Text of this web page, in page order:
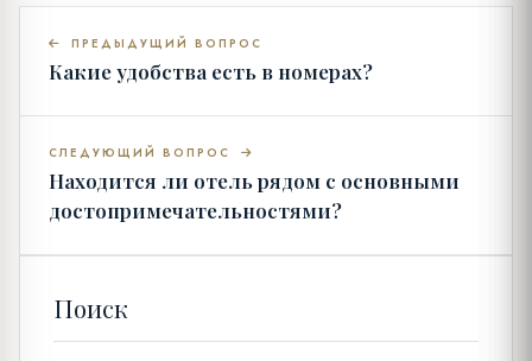
ПРЕДЫДУЩИЙ ВОПРОС
Какие удобства есть в номерах?
СЛЕДУЮЩИЙ ВОПРОС
Находится ли отель рядом с основными
достопримечательностями?
Поиск